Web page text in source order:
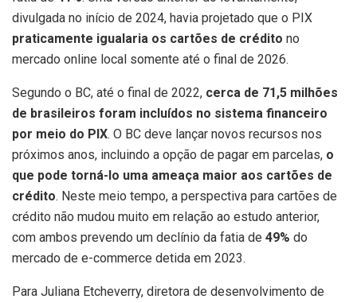
divulgada no início de 2024, havia projetado que o PIX
praticamente igualaria os cartões de crédito no
mercado online local somente até o final de 2026.
Segundo o BC, até o final de 2022, cerca de 71,5 milhões
de brasileiros foram incluídos no sistema financeiro
por meio do PIX. O BC deve lançar novos recursos nos
próximos anos, incluindo a opção de pagar em parcelas, o
que pode torná-lo uma ameaça maior aos cartões de
crédito. Neste meio tempo, a perspectiva para cartões de
crédito não mudou muito em relação ao estudo anterior,
com ambos prevendo um declínio da fatia de 49% do
mercado de e-commerce detida em 2023.
Para Juliana Etcheverry, diretora de desenvolvimento de